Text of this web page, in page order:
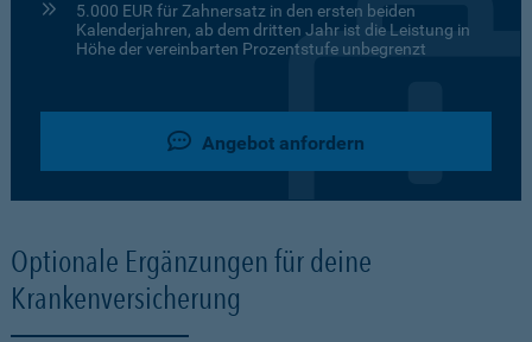
5.000 EUR für Zahnersatz in den ersten beiden
Kalenderjahren, ab dem dritten Jahr ist die Leistung in
Höhe der vereinbarten Prozentstufe unbegrenzt
Angebot anfordern
Optionale Ergänzungen für deine
Krankenversicherung